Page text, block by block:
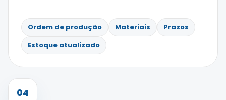
Ordem de produção Materiais
Prazos
Estoque atualizado
04